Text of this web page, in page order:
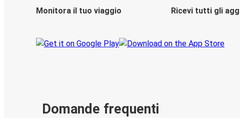
Monitora il tuo viaggio
Ricevi tutti gli
Domande frequenti